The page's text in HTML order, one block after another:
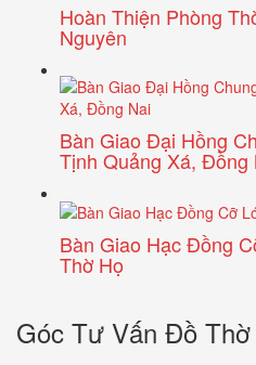
Hoàn Thiện Phòng
Nguyên
Bàn Giao Đại Hồng
Tịnh Quảng Xá, Đồng
Bàn Giao Hạc Đồng
Thờ Họ
Góc Tư Vấn Đồ Thờ